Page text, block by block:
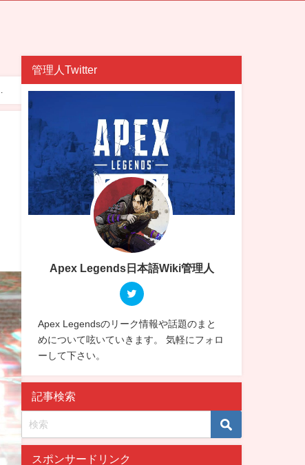
管理人Twitter
Apex Legends日本語Wiki管理人
Apex Legendsのリーク情報や話題のまと
めについて呟いていきます。 気軽にフォロ
ーして下さい。
記事検索
スポンサードリンク